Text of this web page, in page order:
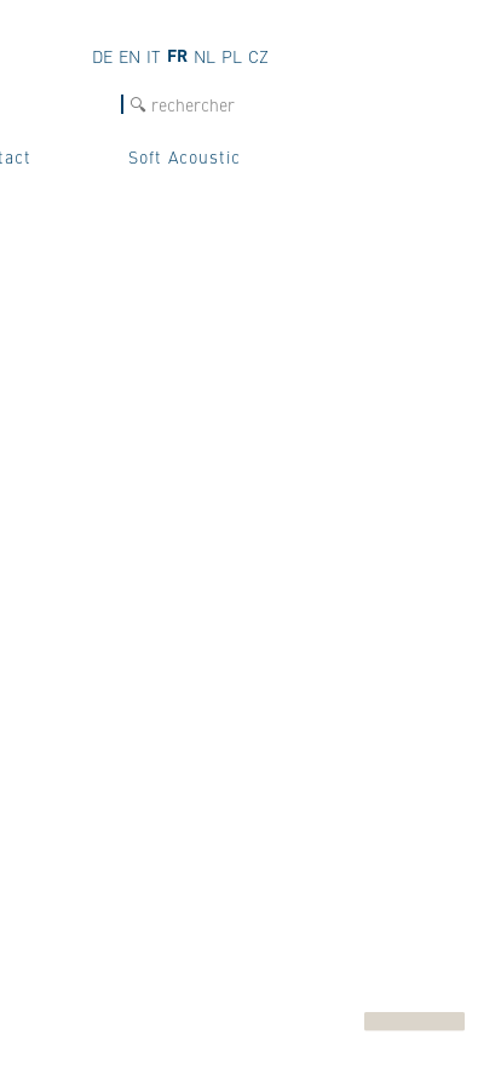
Soft Acoustic
DE EN IT FR NL PL CZ